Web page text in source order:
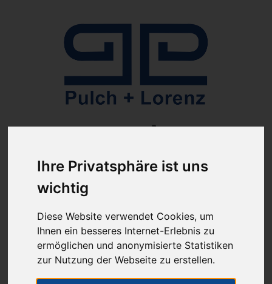
Ihre Privatsphäre ist uns
wichtig
Diese Website verwendet Cookies, um
Ihnen ein besseres Internet-Erlebnis zu
ermöglichen und anonymisierte Statistiken
zur Nutzung der Webseite zu erstellen.
ab 100€ versandkostenfrei
(innerhalb Deutschlands)
Sie haben Fragen?
07641-9360300